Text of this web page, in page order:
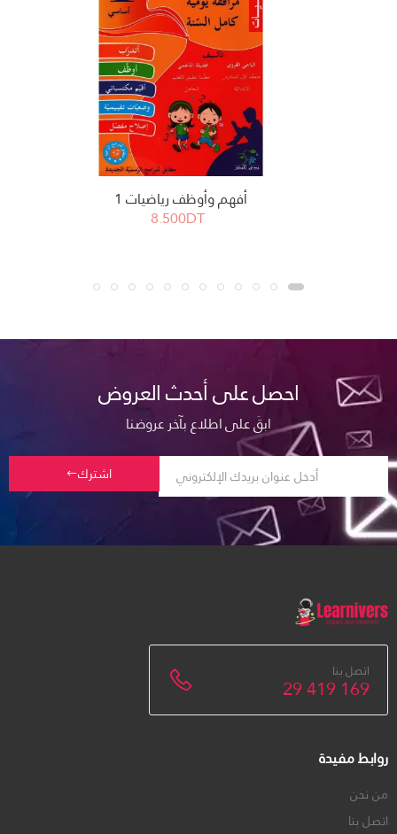
أفهم وأوظف رياضيات 1
8.500DT
احصل على أحدث العروض
ابقَ على اطلاع بآخر عروضنا
اشترك
اتصل بنا
29 419 169
روابط مفيدة
من نحن
اتصل بنا